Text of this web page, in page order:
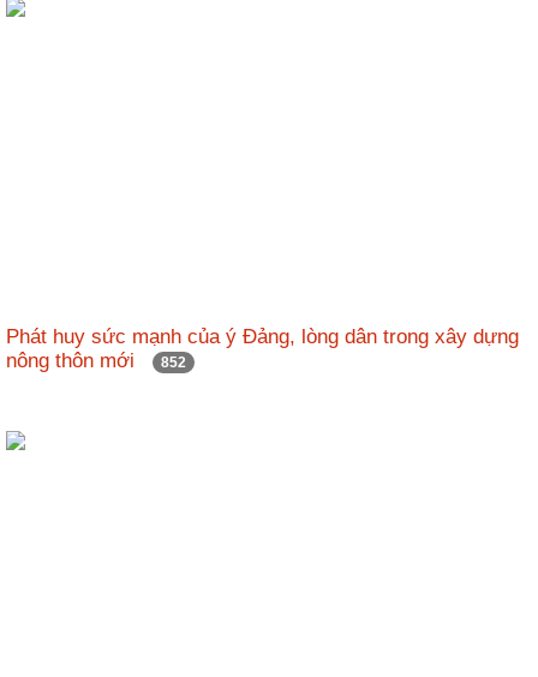
Phát huy sức mạnh của ý Đảng, lòng dân trong xây dựng
nông thôn mới
852